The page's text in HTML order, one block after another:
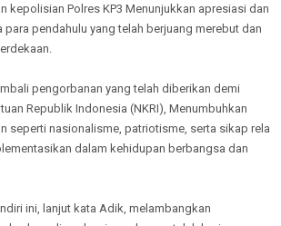
kepolisian Polres KP3 Menunjukkan apresiasi dan
pendahulu yang telah berjuang merebut dan
pengorbanan yang telah diberikan demi
Republik Indonesia (NKRI), Menumbuhkan
seperti nasionalisme, patriotisme, serta sikap rela
dalam kehidupan berbangsa dan
ini, lanjut kata Adik, melambangkan